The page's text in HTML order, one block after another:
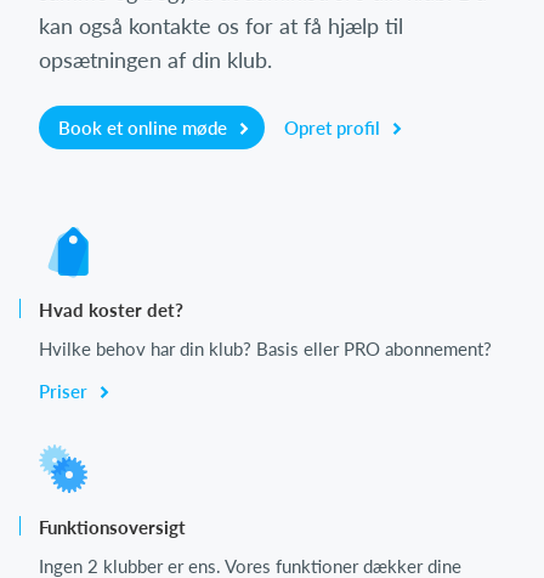
kan også kontakte os for at få hjælp til
opsætningen af din klub.
Book et online møde Opret profil
Hvad koster det?
Hvilke behov har din klub? Basis eller PRO abonnement?
Priser
Funktionsoversigt
Ingen 2 klubber er ens. Vores funktioner dækker dine